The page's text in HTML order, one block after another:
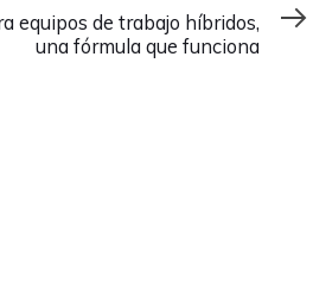
equipos de trabajo híbridos,
una fórmula que funciona